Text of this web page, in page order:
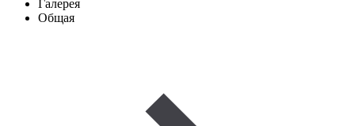
Галерея
Общая